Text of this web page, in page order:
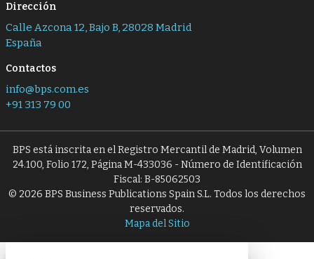
Dirección
Calle Azcona 12, Bajo B, 28028 Madrid
España
Contactos
info@bps.com.es
+91 313 79 00
BPS está inscrita en el Registro Mercantil de Madrid, Volumen
24.100, Folio 172, Página M-433036 - Número de Identificación
Fiscal: B-85062503
© 2026 BPS Business Publications Spain S.L. Todos los derechos
reservados.
Mapa del Sitio